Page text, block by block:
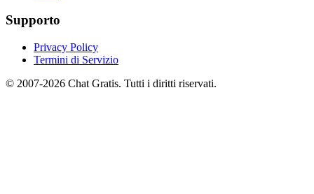
Supporto
Privacy Policy
Termini di Servizio
© 2007-2026 Chat Gratis. Tutti i diritti riservati.